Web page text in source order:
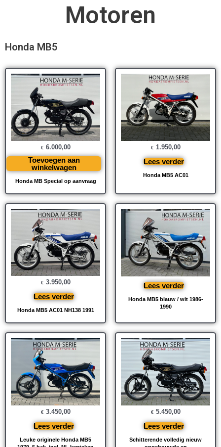
Motoren
Honda MB5
Honda MB Special op aanvraag
€ 6.000,00
Toevoegen aan
winkelwagen
Honda MB5 AC01
€ 1.950,00
Lees verder
Honda MB5 AC01 NH138 1991
€ 3.950,00
Lees verder
Honda MB5 blauw / wit 1986-
1990
Lees verder
Leuke originele Honda MB5
€ 3.450,00
Lees verder
Schitterende volledig nieuw
€ 5.450,00
Lees verder